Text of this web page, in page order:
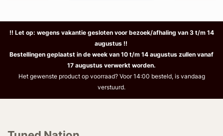
!! Let op: wegens vakantie gesloten voor bezoek/afhaling van 3 t/m 14
augustus !!
Bestellingen geplaatst in de week van 10 t/m 14 augustus zullen vanaf
17 augustus verwerkt worden.
Het gewenste product op voorraad? Voor 14:00 besteld, is vandaag
verstuurd.